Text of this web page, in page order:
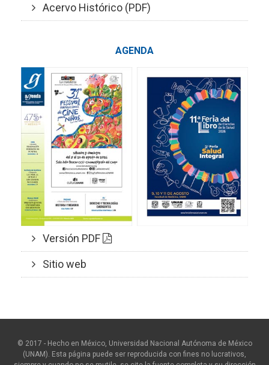
Acervo Histórico (PDF)
AGENDA
Versión PDF
Sitio web
© 2017 - Hecho en México, Universidad Nacional Autónoma de México
(UNAM). Esta página puede ser reproducida con fines no lucrativos,